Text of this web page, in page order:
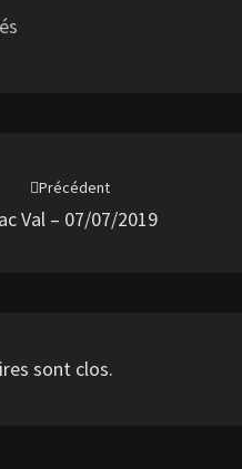
Précédent
Val – 07/07/2019
sont clos.